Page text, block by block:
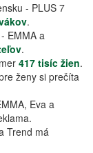
- PLUS 7
.
EMMA a
.
417 tisíc žien.
ženy si prečíta
Eva a
Trend má